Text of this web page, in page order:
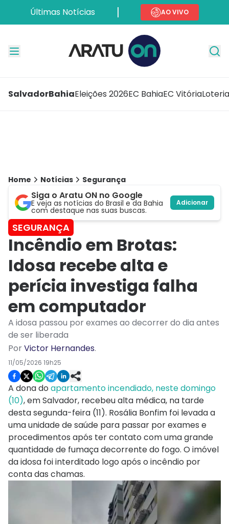
Últimas Notícias AO VIVO
SalvadorBahiaEleições 2026EC BahiaEC Vitória
Home Notícias Segurança
Siga o Aratu ON no Google
E veja as notícias do Brasil e da Bahia
com destaque nas suas buscas.
Adicionar
SEGURANÇA
Incêndio em Brotas:
Idosa recebe alta e
perícia investiga falha
em computador
A idosa passou por exames ao decorrer do dia antes
de ser liberada
PorVictor Hernandes.
11/05/2026 19h25
A dona do apartamento incendiado, neste domingo
(10), em Salvador, recebeu alta médica, na tarde
desta segunda-feira (11). Rosália Bonfim foi levada a
uma unidade de saúde para passar por exames e
procedimentos após ter contato com uma grande
quantidade de fumaça decorrente do fogo. O imóvel
da idosa foi interditado logo após o incêndio por
conta das chamas.